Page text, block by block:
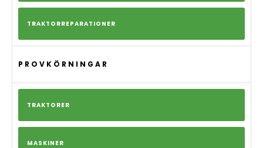
TRAKTORREPARATIONER
PROVKÖRNINGAR
TRAKTORER
MASKINER